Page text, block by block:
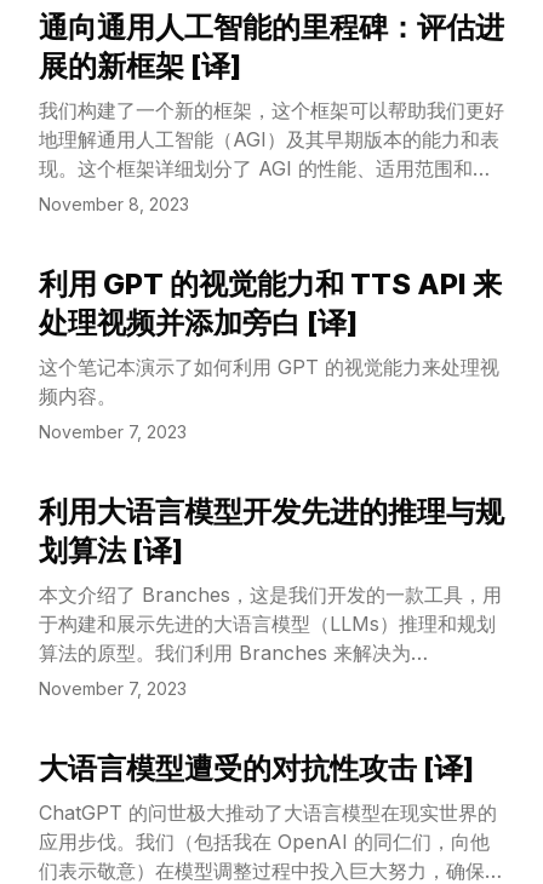
术，将 LLMs 当作代理使用，同时充当价值函数和优
化器的角色，通过这种方式大幅提升决策质量。最关键
的是，LATS 利用外部环境提供的反馈，实现了一种更
为周全和灵活的问题解决方式，这一点超越了现有方法
的限制。我们在不同领域进行的实验评估证明了 LATS
的有效性，无论是在编程、HotPotQA 还是
WebShop 任务上，LATS 都显示出了其推理和行动能
在 WebShop 网页浏览任务上，配合 GPT-3.5 实现了
平均 75.9 的得分，这些成果都突显了我们方法的高效
通向通用人工智能的里程碑：评估进
展的新框架 [译]
我们构建了一个新的框架，这个框架可以帮助我们更好
地理解通用人工智能（AGI）及其早期版本的能力和表
现。这个框架详细划分了 AGI 的性能、适用范围和自
我控制能力的不同层次。我们希望，这个框架能够像划
风险，并跟踪我们在实现 AGI 这一目标道路上的每一
步进展。为了建立这个框架，我们审视了 AGI 的现有
定义，并从中提炼出六大原则，以构建一个实用的
AGI 分类体系。这些原则强调重视 AGI 的实际能力，
而不仅仅是其背后的技术机制；它们建议我们应当分开
评估 AGI 的适用范围和性能水平；并且我们不应该只
（即性能）和广度（即适用范围）提出了“AGI 等级”，
并且对当前系统如何符合这个分类体系进行了思考。我
临的挑战。最后，我们探讨了这些 AGI 的不同层次如
何与实际部署时的自主性和风险管理相结合，并强调在
部署高级 AI 系统时，选择合适的人机交互方式对于确
保系统的负责任和安全使用至关重要。
November 8, 2023
View Article
利用 GPT 的视觉能力和 TTS API 来
处理视频并添加旁白 [译]
这个笔记本演示了如何利用 GPT 的视觉能力来处理视
频内容。
November 7, 2023
View Article
利用大语言模型开发先进的推理与规
划算法 [译]
本文介绍了 Branches，这是我们开发的一款工具，用
于构建和展示先进的大语言模型（LLMs）推理和规划
算法的原型。我们利用 Branches 来解决为
HumanEval 生成 Python 代码的挑战。
November 7, 2023
View Article
大语言模型遭受的对抗性攻击 [译]
ChatGPT 的问世极大推动了大语言模型在现实世界的
应用步伐。我们（包括我在 OpenAI 的同仁们，向他
们表示敬意）在模型调整过程中投入巨大努力，确保默
View Article